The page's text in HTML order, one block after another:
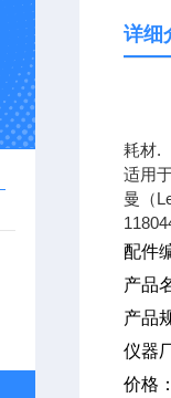
详细
耗材.
适用
曼（
配件
产品
产品
仪器
价格